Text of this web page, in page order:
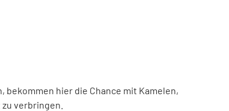
hier die Chance mit Kamelen,
verbringen.